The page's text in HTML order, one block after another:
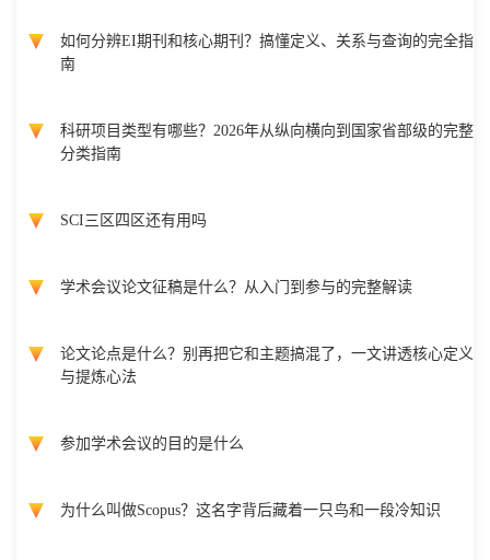
如何分辨EI期刊和核心期刊？搞懂定义、关系与查询的完全指
南
科研项目类型有哪些？2026年从纵向横向到国家省部级的完整
分类指南
SCI三区四区还有用吗
学术会议论文征稿是什么？从入门到参与的完整解读
论文论点是什么？别再把它和主题搞混了，一文讲透核心定义
与提炼心法
参加学术会议的目的是什么
为什么叫做Scopus？这名字背后藏着一只鸟和一段冷知识